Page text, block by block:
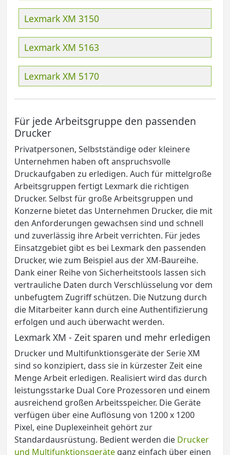
Lexmark XM 3150
Lexmark XM 5163
Lexmark XM 5170
Für jede Arbeitsgruppe den passenden
Drucker
Privatpersonen, Selbstständige oder kleinere
Unternehmen haben oft anspruchsvolle
Druckaufgaben zu erledigen. Auch für mittelgroße
Arbeitsgruppen fertigt Lexmark die richtigen
Drucker. Selbst für große Arbeitsgruppen und
Konzerne bietet das Unternehmen Drucker, die mit
den Anforderungen gewachsen sind und schnell
und zuverlässig ihre Arbeit verrichten. Für jedes
Einsatzgebiet gibt es bei Lexmark den passenden
Drucker, wie zum Beispiel aus der XM-Baureihe.
Dank einer Reihe von Sicherheitstools lassen sich
vertrauliche Daten durch Verschlüsselung vor dem
unbefugtem Zugriff schützen. Die Nutzung durch
die Mitarbeiter kann durch eine Authentifizierung
erfolgen und auch überwacht werden.
Lexmark XM - Zeit sparen und mehr erledigen
Drucker und Multifunktionsgeräte der Serie XM
sind so konzipiert, dass sie in kürzester Zeit eine
Menge Arbeit erledigen. Realisiert wird das durch
leistungsstarke Dual Core Prozessoren und einem
ausreichend großen Arbeitsspeicher. Die Geräte
verfügen über eine Auflösung von 1200 x 1200
Pixel, eine Duplexeinheit gehört zur
Standardausrüstung. Bedient werden die Drucker
und Multifunktionsgeräte ganz einfach über einen